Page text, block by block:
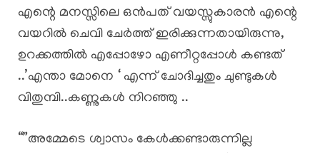
എന്റെ മനസ്സിലെ ഒൻപത് വയസ്സുകാരൻ എന്റെ
വയറിൽ ചെവി ചേർത്ത് ഇരിക്കുന്നതായിരുന്നു,
ഉറക്കത്തിൽ എപ്പോഴോ എണീറ്റപ്പോൾ കണ്ടത്
..’എന്താ മോനെ ‘ എന്ന് ചോദിച്ചതും ചുണ്ടുകൾ
വിതുമ്പി..കണ്ണുകൾ നിറഞ്ഞു ..
“”അമ്മേടെ ശ്വാസം കേൾക്കണ്ടാരുന്നില്ല